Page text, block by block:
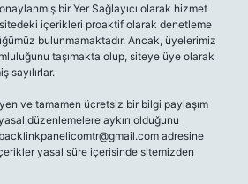
bir Yer Sağlayıcı olarak hizmet
içerikleri proaktif olarak denetleme
bulunmamaktadır. Ancak, üyelerimiz
taşımakta olup, siteye üye olarak
sayılırlar.
ve tamamen ücretsiz bir bilgi paylaşım
düzenlemelere aykırı olduğunu
backlinkpanelicomtr@gmail.com adresine
yasal süre içerisinde sitemizden